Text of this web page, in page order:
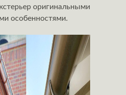
оригинальными
особенностями.